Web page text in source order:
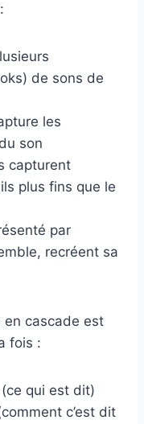
de sons de
les
son
capturent
plus fins que le
par
recréent sa
en cascade est
fois :
(ce qui est dit)
c’est dit